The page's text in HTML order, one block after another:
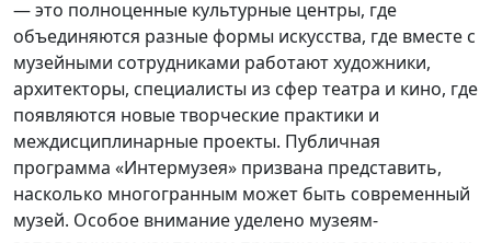
— это полноценные культурные центры, где
объединяются разные формы искусства, где вместе с
музейными сотрудниками работают художники,
архитекторы, специалисты из сфер театра и кино, где
появляются новые творческие практики и
междисциплинарные проекты. Публичная
программа «Интермузея» призвана представить,
насколько многогранным может быть современный
музей. Особое внимание уделено музеям-